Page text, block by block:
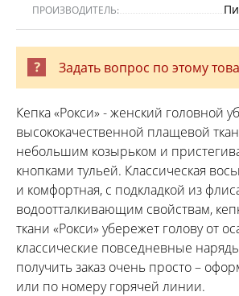
ПРОИЗВОДИТЕЛЬ:
Задать вопрос по этому
Кепка «Рокси» - женский головной
высококачественной плащевой
небольшим козырьком и
кнопками тульей. Классическая
и комфортная, с подкладкой из
водоотталкивающим свойствам,
ткани «Рокси» убережет голову от
классические повседневные
получить заказ очень просто –
или по номеру горячей линии.